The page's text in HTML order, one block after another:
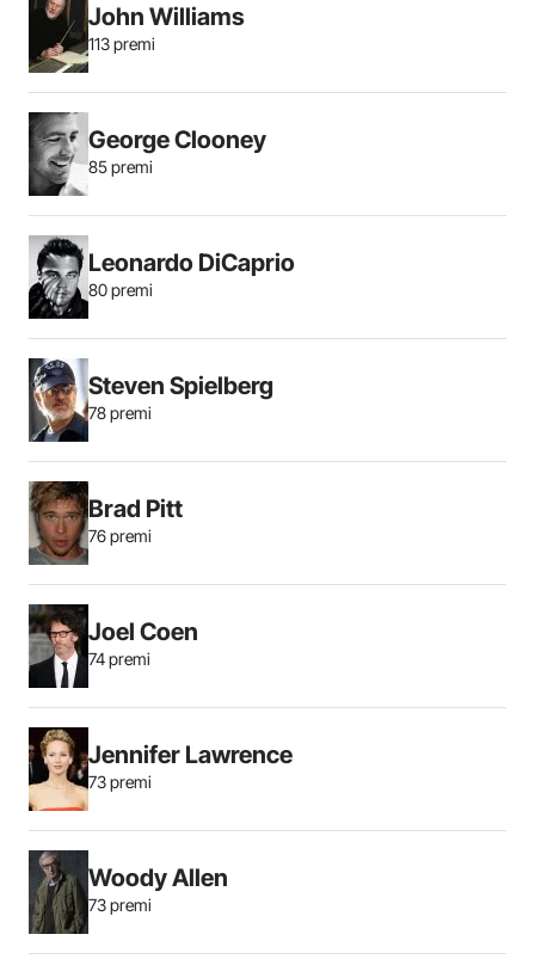
John Williams
113 premi
George Clooney
85 premi
Leonardo DiCaprio
80 premi
Steven Spielberg
78 premi
Brad Pitt
76 premi
Joel Coen
74 premi
Jennifer Lawrence
73 premi
Woody Allen
73 premi